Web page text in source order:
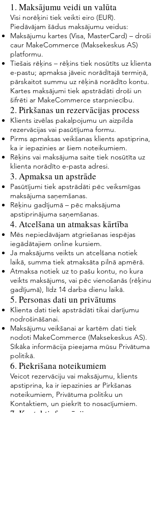
1. Maksājumu veidi un valūta
Visi norēķini tiek veikti eiro (EUR).
Piedāvājam šādus maksājumu veidus:
Maksājumu kartes (Visa, MasterCard) – droši
caur MakeCommerce (Maksekeskus AS)
platformu.
Tiešais rēķins – rēķins tiek nosūtīts uz klienta
e-pastu; apmaksa jāveic norādītajā termiņā,
pārskaitot summu uz rēķinā norādīto kontu.
Kartes maksājumi tiek apstrādāti droši un
šifrēti ar MakeCommerce starpniecību.
2. Pirkšanas un rezervācijas process
Klients izvēlas pakalpojumu un aizpilda
rezervācijas vai pasūtījuma formu.
Pirms apmaksas veikšanas klients apstiprina,
ka ir iepazinies ar šiem noteikumiem.
Rēķins vai maksājuma saite tiek nosūtīta uz
klienta norādīto e-pasta adresi.
3. Apmaksa un apstrāde
Pasūtījumi tiek apstrādāti pēc veiksmīgas
maksājuma saņemšanas.
Rēķinu gadījumā – pēc maksājuma
apstiprinājuma saņemšanas.
4. Atcelšana un atmaksas kārtība
Mēs nepiedāvājam atgriešanas iespējas
iegādātajiem online kursiem.
Ja maksājums veikts un atcelšana notiek
laikā, summa tiek atmaksāta pilnā apmērā.
Atmaksa notiek uz to pašu kontu, no kura
veikts maksājums, vai pēc vienošanās (rēķinu
gadījumā), līdz 14 darba dienu laikā.
5. Personas dati un privātums
Klienta dati tiek apstrādāti tikai darījumu
nodrošināšanai.
Maksājumu veikšanai ar kartēm dati tiek
nodoti MakeCommerce (Maksekeskus AS).
Sīkāka informācija pieejama mūsu Privātuma
politikā.
6. Piekrišana noteikumiem
Veicot rezervāciju vai maksājumu, klients
apstiprina, ka ir iepazinies ar Pirkšanas
noteikumiem, Privātuma politiku un
Kontaktiem, un piekrīt to nosacījumiem.
7. Kontaktinformācija